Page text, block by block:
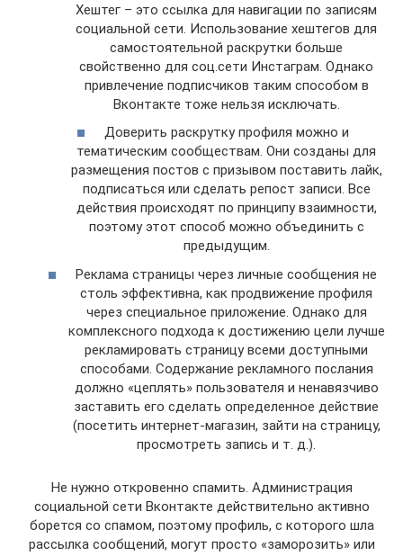
Хештег – это ссылка для навигации по записям
социальной сети. Использование хештегов для
самостоятельной раскрутки больше
свойственно для соц.сети Инстаграм. Однако
привлечение подписчиков таким способом в
Вконтакте тоже нельзя исключать.
Доверить раскрутку профиля можно и
тематическим сообществам. Они созданы для
размещения постов с призывом поставить лайк,
подписаться или сделать репост записи. Все
действия происходят по принципу взаимности,
поэтому этот способ можно объединить с
предыдущим.
Реклама страницы через личные сообщения не
столь эффективна, как продвижение профиля
через специальное приложение. Однако для
комплексного подхода к достижению цели лучше
рекламировать страницу всеми доступными
способами. Содержание рекламного послания
должно «цеплять» пользователя и ненавязчиво
заставить его сделать определенное действие
(посетить интернет-магазин, зайти на страницу,
просмотреть запись и т. д.).
Не нужно откровенно спамить. Администрация
социальной сети Вконтакте действительно активно
борется со спамом, поэтому профиль, с которого шла
рассылка сообщений, могут просто «заморозить» или